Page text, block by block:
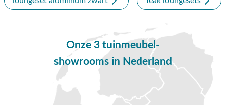
weerbestendigheid en onderhoudsvriendelijk zijn. Met een
unieke look. Deze leuke tafels worden geleverd in 2
verschillende afmetingen wat een leuk en speels effect
teweeg brengt. Deze Rhodos koffietafels zijn niet al te groot
of zwaar. Zo verplaats je ze gemakkelijk naar de benodige plek
in jouw loungehoek.
De Boston loungeset bestaat uit:
Onze 3 tuinmeubel-
showrooms in Nederland